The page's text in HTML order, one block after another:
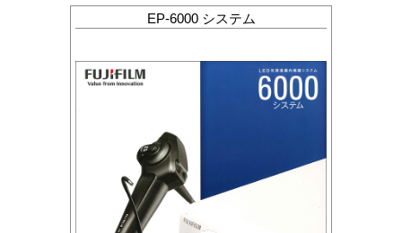
EP-6000 システム